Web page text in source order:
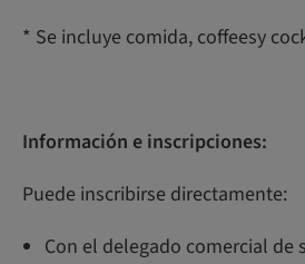
* Se incluye comida, coffeesy
Información e inscripciones:
Puede inscribirse directamente:
Con el delegado comercial de